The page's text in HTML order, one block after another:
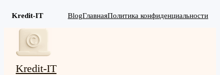
Kredit-IT BlogГлавнаяПолитика конфиденциальности
Перейти
содержимому
Kredit-IT